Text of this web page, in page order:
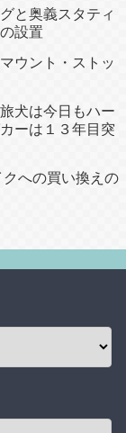
と奥義スタティ
設置
ウント・ストッ
犬は今日もハー
ーは１３年目突
への買い換えの